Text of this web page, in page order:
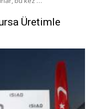
Üretimle